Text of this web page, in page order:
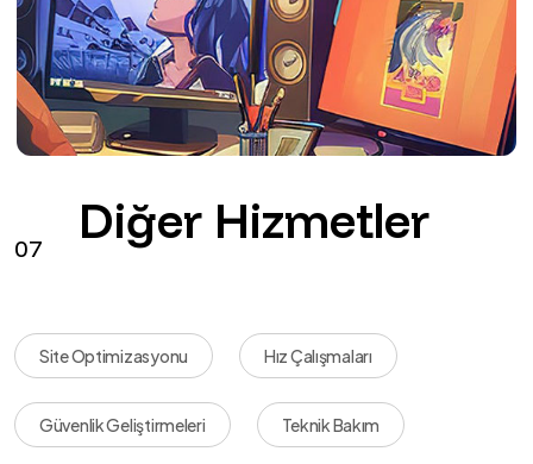
07 Diğer Hizmetler
Site Optimizasyonu Hız Çalışmaları
Güvenlik Geliştirmeleri Teknik Bakım